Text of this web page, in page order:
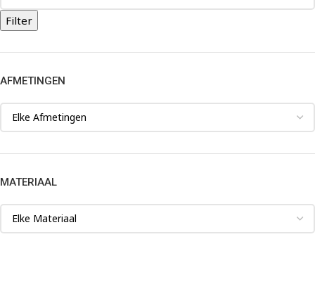
Filter
AFMETINGEN
MATERIAAL